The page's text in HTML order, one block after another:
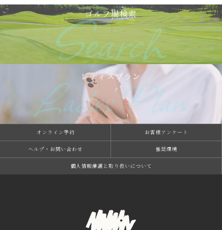
ゴルフ場検索
レディスプラン
オンライン予約 お客様アンケート
ヘルプ・お問い合わせ 推奨環境
個⼈情報保護と取り扱いについて